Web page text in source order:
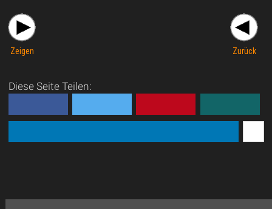
Zeigen Zurück
Diese Seite Teilen: